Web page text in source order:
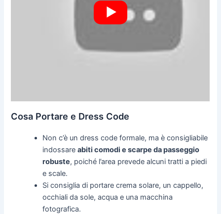
Cosa Portare e Dress Code
Non c’è un dress code formale, ma è consigliabile
indossareabiti comodi e scarpe da passeggio
robuste, poiché l’area prevede alcuni tratti a piedi
e scale.
Si consiglia di portare crema solare, un cappello,
occhiali da sole, acqua e una macchina
fotografica.